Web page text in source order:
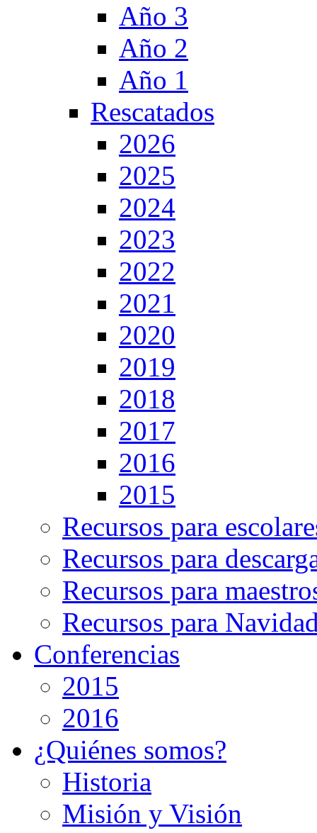
Año 3
Año 2
Año 1
Rescatados
2026
2025
2024
2023
2022
2021
2020
2019
2018
2017
2016
2015
Recursos para
Recursos para
Recursos para
Recursos para
Conferencias
2015
2016
¿Quiénes somos?
Historia
Misión y Visión